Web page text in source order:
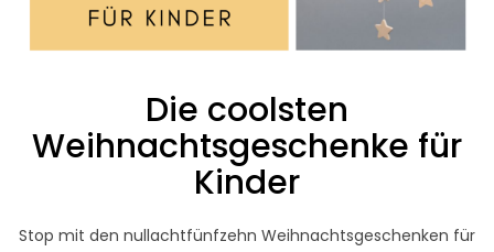
Die coolsten
Weihnachtsgeschenke für
Kinder
Stop mit den nullachtfünfzehn Weihnachtsgeschenken für